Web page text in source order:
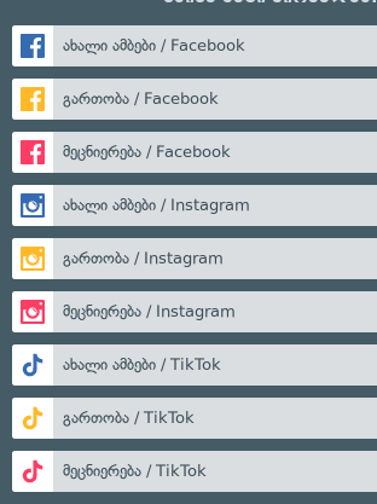
ახალი ამბები / Facebook
გართობა / Facebook
მეცნიერება / Facebook
ახალი ამბები / Instagram
გართობა / Instagram
მეცნიერება / Instagram
ახალი ამბები / TikTok
გართობა / TikTok
მეცნიერება / TikTok